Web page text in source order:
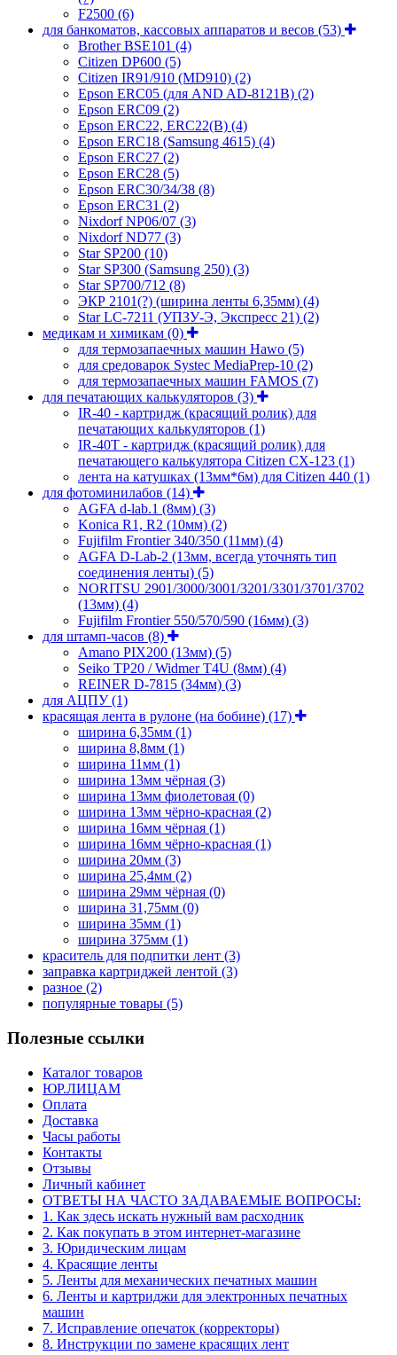
F2500 (6)
для банкоматов, кассовых аппаратов и весов (53)
Brother BSE101 (4)
Citizen DP600 (5)
Citizen IR91/910 (MD910) (2)
Epson ERC05 (для AND AD-8121B) (2)
Epson ERC09 (2)
Epson ERC22, ERC22(B) (4)
Epson ERC18 (Samsung 4615) (4)
Epson ERC27 (2)
Epson ERC28 (5)
Epson ERC30/34/38 (8)
Epson ERC31 (2)
Nixdorf NP06/07 (3)
Nixdorf ND77 (3)
Star SP200 (10)
Star SP300 (Samsung 250) (3)
Star SP700/712 (8)
ЭКР 2101(?) (ширина ленты 6,35мм) (4)
Star LC-7211 (УПЗУ-Э, Экспресс 21) (2)
медикам и химикам (0)
для термозапаечных машин Hawo (5)
для средоварок Systec MediaPrep-10 (2)
для термозапаечных машин FAMOS (7)
для печатающих калькуляторов (3)
IR-40 - картридж (красящий ролик) для
печатающих калькуляторов (1)
IR-40T - картридж (красящий ролик) для
печатающего калькулятора Citizen CX-123 (1)
лента на катушках (13мм*6м) для Citizen 440 (1)
для фотоминилабов (14)
AGFA d-lab.1 (8мм) (3)
Konica R1, R2 (10мм) (2)
Fujifilm Frontier 340/350 (11мм) (4)
AGFA D-Lab-2 (13мм, всегда уточнять тип
соединения ленты) (5)
NORITSU 2901/3000/3001/3201/3301/3701/3702
(13мм) (4)
Fujifilm Frontier 550/570/590 (16мм) (3)
для штамп-часов (8)
Amano PIX200 (13мм) (5)
Seiko TP20 / Widmer T4U (8мм) (4)
REINER D-7815 (34мм) (3)
для АЦПУ(1)
красящая лента в рулоне (на бобине) (17)
ширина 6,35мм (1)
ширина 8,8мм (1)
ширина 11мм (1)
ширина 13мм чёрная (3)
ширина 13мм фиолетовая (0)
ширина 13мм чёрно-красная (2)
ширина 16мм чёрная (1)
ширина 16мм чёрно-красная (1)
ширина 20мм (3)
ширина 25,4мм (2)
ширина 29мм чёрная (0)
ширина 31,75мм (0)
ширина 35мм (1)
ширина 375мм (1)
краситель для подпитки лент (3)
заправка картриджей лентой (3)
разное (2)
популярные товары (5)
Полезные ссылки
Каталог товаров
ЮР.ЛИЦАМ
Оплата
Доставка
Часы работы
Контакты
Отзывы
Личный кабинет
ОТВЕТЫ НА ЧАСТО ЗАДАВАЕМЫЕ ВОПРОСЫ:
1. Как здесь искать нужный вам расходник
2. Как покупать в этом интернет-магазине
3. Юридическим лицам
4. Красящие ленты
5. Ленты для механических печатных машин
6. Ленты и картриджи для электронных печатных
машин
7. Исправление опечаток (корректоры)
8. Инструкции по замене красящих лент